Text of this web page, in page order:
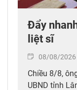
Đẩy
liệt sĩ
08/08/2026
Chiều 8/8,
UBND tỉnh